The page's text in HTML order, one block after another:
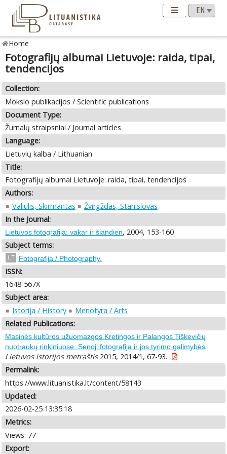
Home
Fotografijų albumai Lietuvoje: raida, tipai,
tendencijos
Collection:
Mokslo publikacijos / Scientific publications
Document Type:
Žurnalų straipsniai / Journal articles
Language:
Lietuvių kalba / Lithuanian
Title:
Fotografijų albumai Lietuvoje: raida, tipai, tendencijos
Authors:
Valiulis, Skirmantas
Žvirgždas, Stanislovas
In the Journal:
Lietuvos fotografija: vakar ir šiandien, 2004, 153-160
Subject terms:
LT Fotografija / Photography.
ISSN:
1648-567X
Subject area:
Istorija / History
Menotyra / Arts
Related Publications:
Masinės kultūros užuomazgos Kretingos ir Palangos Tiškevičių
nuotraukų rinkiniuose. Senoji fotografija ir jos tyrimo galimybės.
Lietuvos istorijos metraštis2015, 2014/1, 67-93.
Permalink:
https://www.lituanistika.lt/content/58143
Updated:
2026-02-25 13:35:18
Metrics:
Views: 77
Export: